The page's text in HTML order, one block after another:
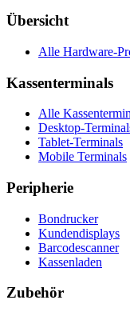
Übersicht
Alle Hardware-
Kassenterminals
Alle
Desktop-
Tablet-Terminals
Mobile Terminals
Peripherie
Bondrucker
Kundendisplays
Barcodescanner
Kassenladen
Zubehör